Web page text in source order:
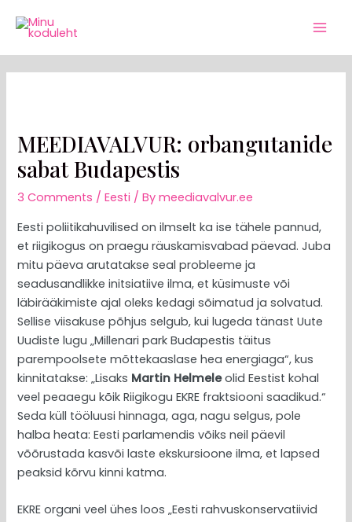
MEEDIAVALVUR: orbangutanide
sabat Budapestis
3 Comments /Eesti / Bymeediavalvur.ee
Eesti poliitikahuvilised on ilmselt ka ise tähele pannud,
et riigikogus on praegu räuskamisvabad päevad. Juba
mitu päeva arutatakse seal probleeme ja
seadusandlikke initsiatiive ilma, et küsimuste või
läbirääkimiste ajal oleks kedagi sõimatud ja solvatud.
Sellise viisakuse põhjus selgub, kui lugeda tänast Uute
Uudiste lugu „Millenari park Budapestis täitus
parempoolsete mõttekaaslase hea energiaga“, kus
kinnitatakse: „Lisaks Martin Helmeleolid Eestist kohal
veel peaaegu kõik Riigikogu EKRE fraktsiooni saadikud.“
Seda küll tööluusi hinnaga, aga, nagu selgus, pole
halba heata: Eesti parlamendis võiks neil päevil
võõrustada kasvõi laste ekskursioone ilma, et lapsed
peaksid kõrvu kinni katma.
EKRE organi veel ühes loos „Eesti rahvuskonservatiivid
navigation